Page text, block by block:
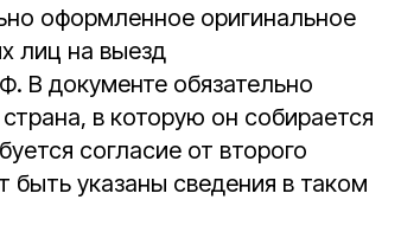
оформленное оригинальное
лиц на выезд
В документе обязательно
в которую он собирается
согласие от второго
быть указаны сведения в таком